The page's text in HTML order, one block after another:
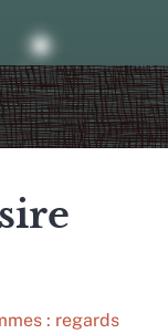
: regards